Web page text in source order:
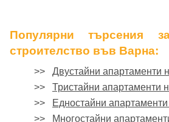
Популярни търсения
строителство във Варна:
>> Двустайни апартаменти
>> Тристайни апартаменти
>>
Едностайни
>>
Многостайни